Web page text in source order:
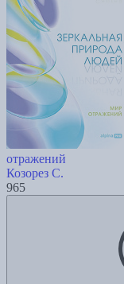
отражений
Козорез С.
965